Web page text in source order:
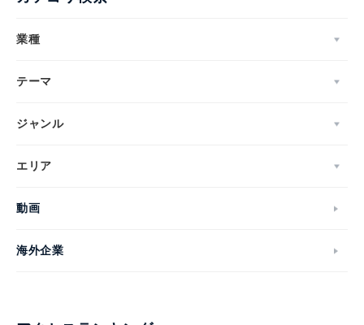
業種
テーマ
ジャンル
エリア
動画
海外企業